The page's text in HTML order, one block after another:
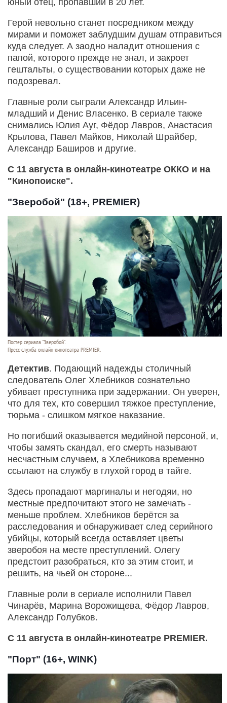
Герой невольно станет посредником между
мирами и поможет заблудшим душам отправиться
куда следует. А заодно наладит отношения с
папой, которого прежде не знал, и закроет
гештальты, о существовании которых даже не
подозревал.
Главные роли сыграли Александр Ильин-
младший и Денис Власенко. В сериале также
снимались Юлия Ауг, Фёдор Лавров, Анастасия
Крылова, Павел Майков, Николай Шрайбер,
Александр Баширов и другие.
С 11 августа в онлайн-кинотеатре ОККО и на
"Кинопоиске".
"Зверобой" (18+, PREMIER)
Постер сериала "Зверобой".
Пресс-служба онлайн-кинотеатра PREMIER.
Детектив. Подающий надежды столичный
следователь Олег Хлебников сознательно
убивает преступника при задержании. Он уверен,
что для тех, кто совершил тяжкое преступление,
тюрьма - слишком мягкое наказание.
Но погибший оказывается медийной персоной, и,
чтобы замять скандал, его смерть называют
несчастным случаем, а Хлебникова временно
ссылают на службу в глухой город в тайге.
Здесь пропадают маргиналы и негодяи, но
местные предпочитают этого не замечать -
меньше проблем. Хлебников берётся за
расследования и обнаруживает след серийного
убийцы, который всегда оставляет цветы
зверобоя на месте преступлений. Олегу
предстоит разобраться, кто за этим стоит, и
решить, на чьей он стороне...
Главные роли в сериале исполнили Павел
Чинарёв, Марина Ворожищева, Фёдор Лавров,
Александр Голубков.
С 11 августа в онлайн-кинотеатре PREMIER.
"Порт" (16+, WINK)